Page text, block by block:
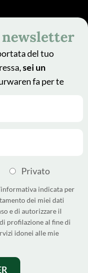
PolicyandTerms of
apply.
newsletter
del tuo
sei un
fa per te
Privato
indicata per
dei miei dati
e di autorizzare il
profilazione al fine di
idonei alle mie